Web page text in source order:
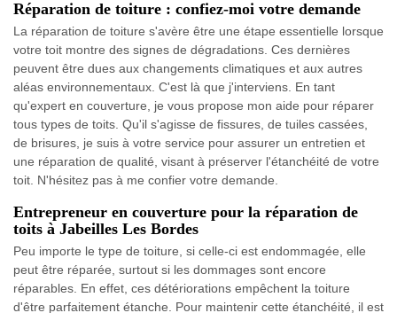
Réparation de toiture : confiez-moi votre demande
La réparation de toiture s'avère être une étape essentielle lorsque
votre toit montre des signes de dégradations. Ces dernières
peuvent être dues aux changements climatiques et aux autres
aléas environnementaux. C'est là que j'interviens. En tant
qu'expert en couverture, je vous propose mon aide pour réparer
tous types de toits. Qu'il s'agisse de fissures, de tuiles cassées,
de brisures, je suis à votre service pour assurer un entretien et
une réparation de qualité, visant à préserver l'étanchéité de votre
toit. N'hésitez pas à me confier votre demande.
Entrepreneur en couverture pour la réparation de
toits à Jabeilles Les Bordes
Peu importe le type de toiture, si celle-ci est endommagée, elle
peut être réparée, surtout si les dommages sont encore
réparables. En effet, ces détériorations empêchent la toiture
d'être parfaitement étanche. Pour maintenir cette étanchéité, il est